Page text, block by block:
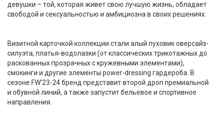
девушки – той, которая живет свою лучшую жизнь, обладает
свободой и сексуальностью и амбициозна в своих решениях.
Визитной карточкой коллекции стали алый пуховик оверсайз-
силуэта, платья-водолазки (от классических трикотажных до
раскованных прозрачных с кружевными элементами),
смокинги и другие элементы power-dressing гардероба. В
сезоне FW’23-24 бренд представит второй дроп премиальной
и обувной линий, а также запустит бельевое и спортивное
направления.